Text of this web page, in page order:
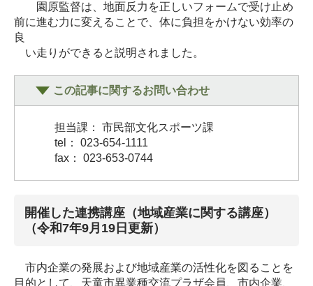
園原監督は、地面反力を正しいフォームで受け止め
前に進む力に変えることで、体に負担をかけない効率の
良
い走りができると説明されました。
この記事に関するお問い合わせ
担当課： 市民部文化スポーツ課
tel： 023-654-1111
fax： 023-653-0744
開催した連携講座（地域産業に関する講座）
（令和7年9月19日更新）
市内企業の発展および地域産業の活性化を図ることを
目的として、天童市異業種交流プラザ会員、市内企業、